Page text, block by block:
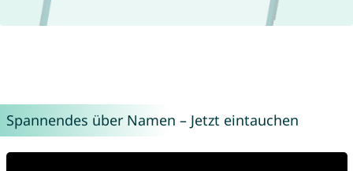
Spannendes über Namen – Jetzt eintauchen